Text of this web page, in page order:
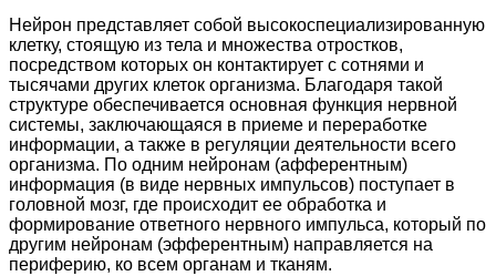
Нейрон представляет собой высокоспециализированную
клетку, стоящую из тела и множества отростков,
посредством которых он контактирует с сотнями и
тысячами других клеток организма. Благодаря такой
структуре обеспечивается основная функция нервной
системы, заключающаяся в приеме и переработке
информации, а также в регуляции деятельности всего
организма. По одним нейронам (афферентным)
информация (в виде нервных импульсов) поступает в
головной мозг, где происходит ее обработка и
формирование ответного нервного импульса, который по
другим нейронам (эфферентным) направляется на
периферию, ко всем органам и тканям.